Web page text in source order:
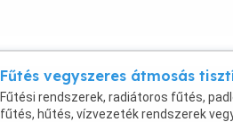
Fűtés vegyszeres átmosás
Fűtési rendszerek, radiátoros fűtés,
fűtés, hűtés, vízvezeték rendszerek